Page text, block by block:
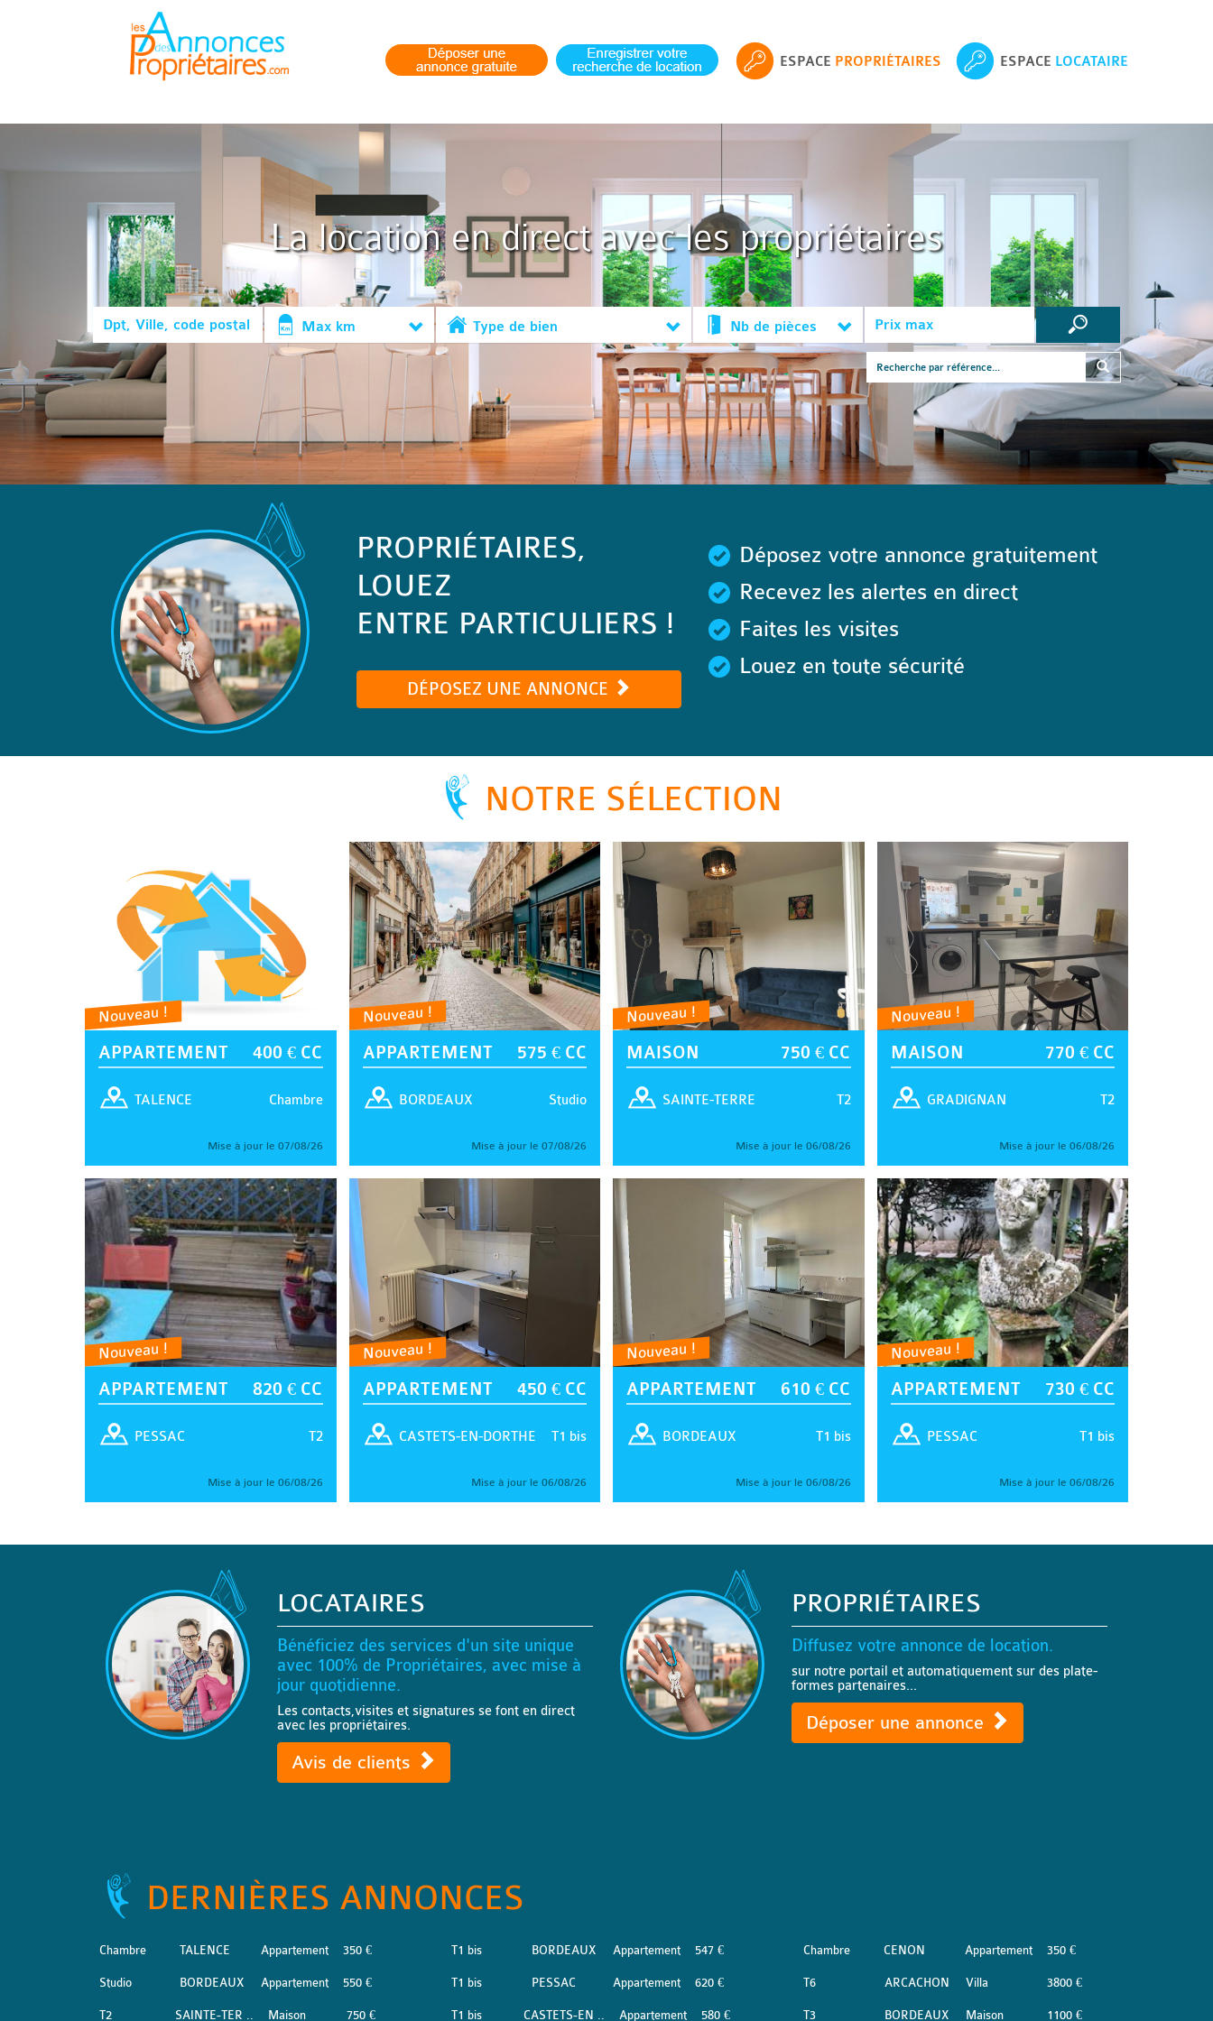
ESPACE PROPRIÉTAIRES ESPACE LOCATAIRE
La location en direct avec les propriétaires
Max km Type de bien Nb de pièces
PROPRIÉTAIRES,
LOUEZ
ENTRE PARTICULIERS !
DÉPOSEZ UNE ANNONCE
Déposez votre annonce gratuitement
Recevez les alertes en direct
Faites les visites
Louez en toute sécurité
NOTRE SÉLECTION
Nouveau !
APPARTEMENT 400 € CC
Chambre
TALENCE
Mise à jour le 07/08/26
Nouveau !
APPARTEMENT 575 € CC
Studio
BORDEAUX
Mise à jour le 07/08/26
Nouveau !
MAISON 750 € CC
T2
SAINTE-TERRE
Mise à jour le 06/08/26
Nouveau !
MAISON 770 € CC
T2
GRADIGNAN
Mise à jour le 06/08/26
Nouveau !
APPARTEMENT 820 € CC
T2
PESSAC
Mise à jour le 06/08/26
Nouveau !
APPARTEMENT 450 € CC
T1 bis
CASTETS-EN-DORTHE
Mise à jour le 06/08/26
Nouveau !
APPARTEMENT 610 € CC
T1 bis
BORDEAUX
Mise à jour le 06/08/26
Nouveau !
APPARTEMENT 730 € CC
T1 bis
PESSAC
Mise à jour le 06/08/26
LOCATAIRES
Bénéficiez des services d'un site unique
avec 100% de Propriétaires, avec mise à
jour quotidienne.
Les contacts,visites et signatures se font en direct
avec les propriétaires.
Avis de clients
PROPRIÉTAIRES
Diffusez votre annonce de location.
sur notre portail et automatiquement sur des plate-
formes partenaires...
Déposer une annonce
DERNIÈRES ANNONCES
Chambre TALENCE Appartement 350 €
Studio BORDEAUX Appartement 550 €
T2 SAINTE-TER .. Maison 750 €
T1 bis BORDEAUX Appartement 547 €
T1 bis PESSAC Appartement 620 €
T1 bis CASTETS-EN .. Appartement 580 €
Chambre CENON Appartement 350 €
T6 ARCACHON Villa 3800 €
T3 BORDEAUX Maison 1100 €